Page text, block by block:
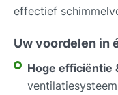
effectief
Uw voordelen in
Hoge efficiëntie